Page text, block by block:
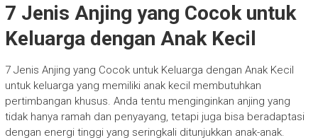
7 Jenis Anjing yang Cocok untuk
Keluarga dengan Anak Kecil
7 Jenis Anjing yang Cocok untuk Keluarga dengan Anak Kecil
untuk keluarga yang memiliki anak kecil membutuhkan
pertimbangan khusus. Anda tentu menginginkan anjing yang
tidak hanya ramah dan penyayang, tetapi juga bisa beradaptasi
dengan energi tinggi yang seringkali ditunjukkan anak-anak.